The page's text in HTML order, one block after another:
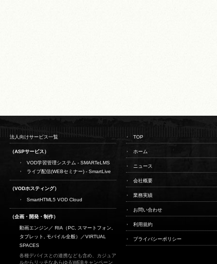
法人向けサービス一覧
（ASPサービス）
VOD学習管理システム - SMARTeLMS
ライブ配信(WEBセミナー) - SmartLive
（VODホスティング）
SmartHTML5 VOD Cloud
（企画・開発・制作）
動画エンジン／ RIA（PC, スマートフォン,
タブレット, モバイル全般）／VIRTUAL
SPACES
各種デバイスとの連携なども含め、カジュア
ルからリッチなあらゆるWEBキャンペーン
TOP
ホーム
ニュース
会社概要
業務実績
お問い合わせ
利用規約
プライバシーポリシー